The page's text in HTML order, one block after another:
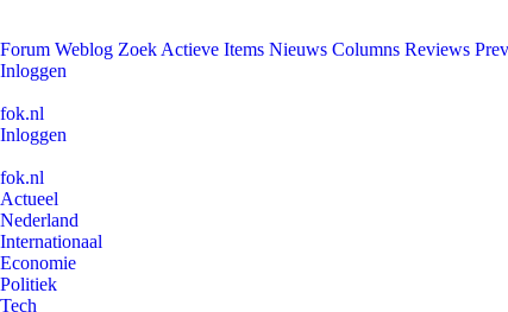
Forum Weblog Zoek Actieve Items Nieuws Columns Reviews
Inloggen
fok.nl
Inloggen
fok.nl
Actueel
Nederland
Internationaal
Economie
Politiek
Tech